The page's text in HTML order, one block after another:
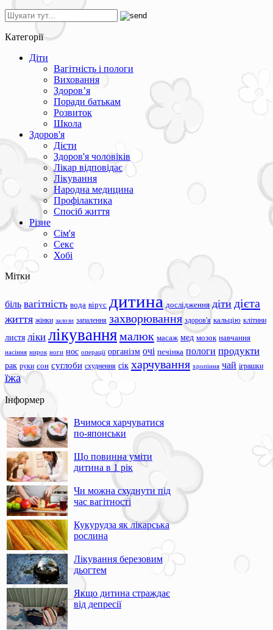
Категорії
Діти
Вагітність і пологи
Виховання
Здоров’я
Поради батькам
Розвиток
Школа
Здоров'я
Дієти
Здоров'я чоловіків
Лікар відповідає
Лікування
Народна медицина
Профілактика
Спосіб життя
Різне
Сім'я
Секс
Хобі
Мітки
біль вагітність вода вірус дитина дослідження діти дієта
життя жінки залози запалення захворювання здоров'я кальцію клітини
листя ліки лікуваннямалюк масаж мед мозок навчання
насіння нирок ноги нос операції організм очі печінка пологи продукти
рак руки сон суглоби схуднення сік харчування хропіння чай іграшки
їжа
Інформер
Вчимося харчуватися
по-японськи
Що повинна уміти
дитина в 1 рік
Чи можна схуднути під
час вагітності
Кукурудза як лікарська
рослина
Лікування березовим
дьогтем
Якщо дитина страждає
від депресії